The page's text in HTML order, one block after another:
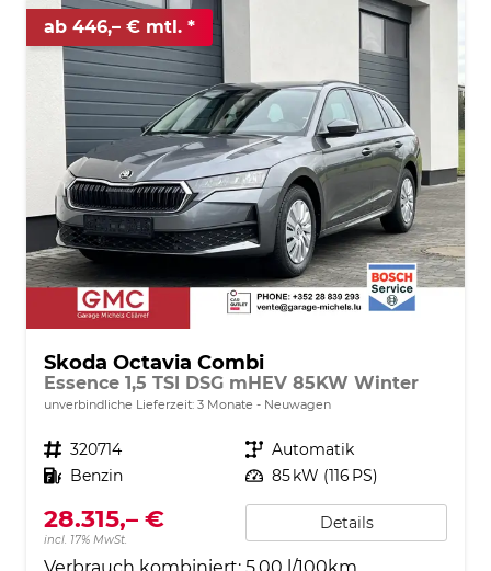
ab 446,– € mtl.
Skoda Octavia Combi
Essence 1,5 TSI DSG mHEV 85KW Winter
unverbindliche Lieferzeit: 3 Monate Neuwagen
Fahrzeugnr. 320714 Getriebe Automatik
Kraftstoff Benzin Leistung 85 kW (116 PS)
28.315,– €
incl. 17% MwSt.
Details
Verbrauch kombiniert: 5,00 l/100km